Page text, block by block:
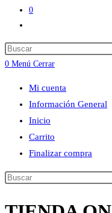
0
de
la
web
0 Menú Cerrar
Mi cuenta
Información General
Inicio
Carrito
Finalizar compra
Buscar
esta